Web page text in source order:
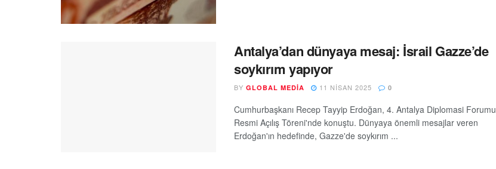
Antalya’dan dünyaya mesaj: İsrail Gazze’de
soykırım yapıyor
BY GLOBAL MEDIA 11 NISAN 2025 0
Cumhurbaşkanı Recep Tayyip Erdoğan, 4. Antalya Diplomasi Forumu
Resmi Açılış Töreni'nde konuştu. Dünyaya önemli mesajlar veren
Erdoğan'ın hedefinde, Gazze'de soykırım ...